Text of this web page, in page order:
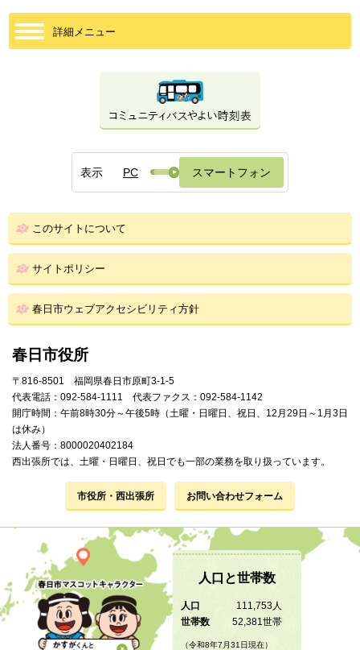
詳細メニュー
表示 PC スマートフォン
このサイトについて
サイトポリシー
春日市ウェブアクセシビリティ方針
春日市役所
〒816-8501 福岡県春日市原町3-1-5
代表電話：092-584-1111 代表ファクス：092-584-1142
開庁時間：午前8時30分～午後5時（土曜・日曜日、祝日、12月29日～1月3日
は休み）
法人番号：8000020402184
西出張所では、土曜・日曜日、祝日でも一部の業務を取り扱っています。
市役所・西出張所 お問い合わせフォーム
人口と世帯数
人口
111,753人
世帯数
52,381世帯
（令和8年7月31日現在）